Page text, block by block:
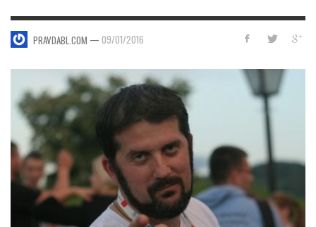
PRAVDABL.COM — 09/01/2016